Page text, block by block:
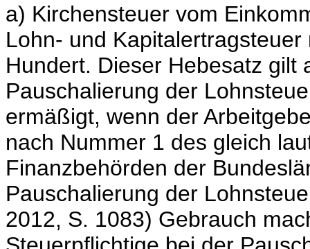
a) Kirchensteuer vom
Lohn- und
Hundert. Dieser Hebesatz gilt
Pauschalierung der
ermäßigt, wenn der
nach Nummer 1 des gleich
Finanzbehörden der
Pauschalierung der
2012, S. 1083) Gebrauch